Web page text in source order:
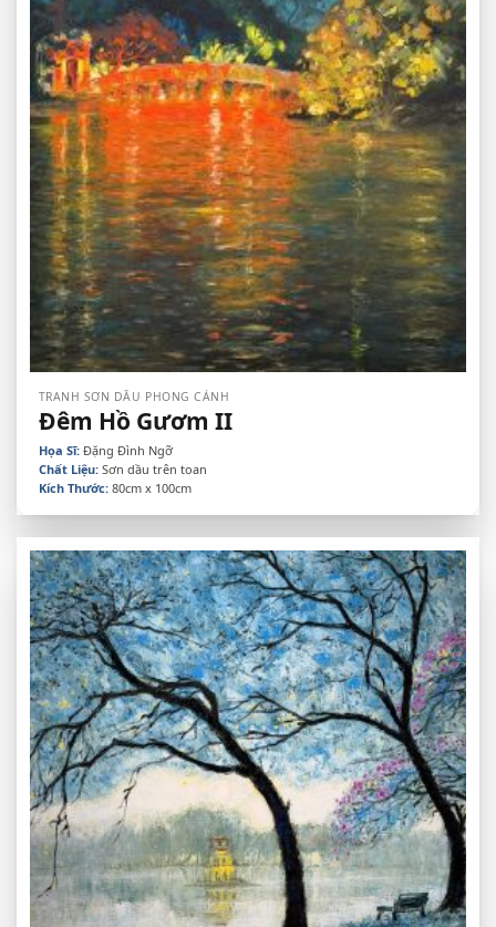
TRANH SƠN DẦU PHONG CẢNH
Đêm Hồ Gươm II
Họa Sĩ:Đặng Đình Ngỡ
Chất Liệu:Sơn dầu trên toan
Kích Thước:80cm x 100cm